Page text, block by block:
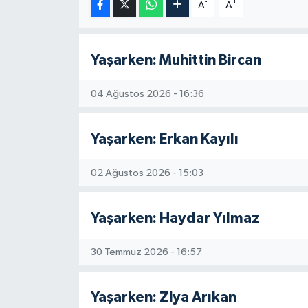
A- A+
Yaşarken: Muhittin Bircan
04 Ağustos 2026 - 16:36
Yaşarken: Erkan Kayılı
02 Ağustos 2026 - 15:03
Yaşarken: Haydar Yılmaz
30 Temmuz 2026 - 16:57
Yaşarken: Ziya Arıkan